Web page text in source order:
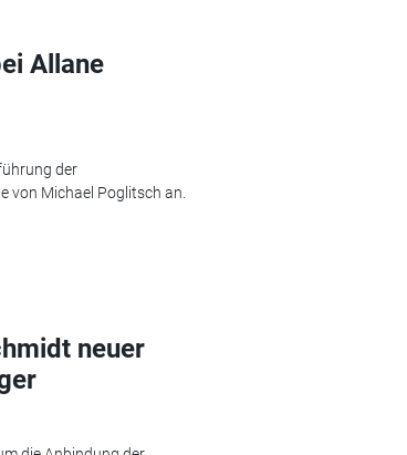
Allane
der
von Michael Poglitsch an.
neuer